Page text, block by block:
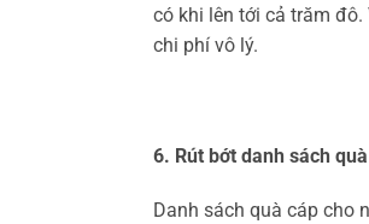
có khi lên tới cả trăm
chi phí vô lý.
6. Rút bớt danh sách
Danh sách quà cáp cho